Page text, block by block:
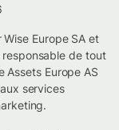
Europe SA et
responsable de tout
Assets Europe AS
services